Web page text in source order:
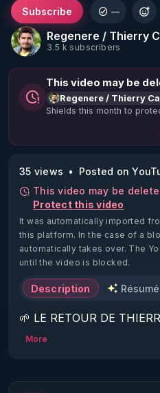
Regenere / Thierry
3.5 k subscribers
Subscribe —
This video may be
Regenere / Thierry
Shields this month to
35 views
Posted on
This video may be
Protect this video
It was automatically imported
this platform. In the case of a
automatically takes over. The
until the video is blocked.
Description Résumé
🌱 LE RETOUR DE
2022)!
https://www.rgnr.fr/
More